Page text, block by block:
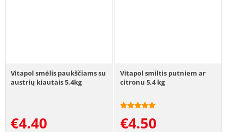
Vitapol smėlis paukščiams su
austrių kiautais 5,4kg
€4.40
Vitapol smiltis putniem ar
citronu 5,4 kg
€4.50